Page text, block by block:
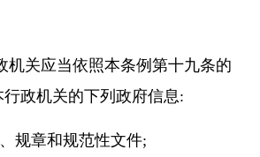
机关应当依照本条例第十九条的
政机关的下列政府信息:
规章和规范性文件;